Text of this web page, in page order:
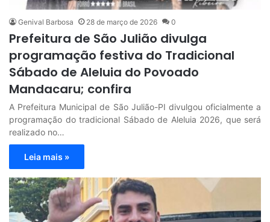
Genival Barbosa 28 de março de 2026 0
Prefeitura de São Julião divulga
programação festiva do Tradicional
Sábado de Aleluia do Povoado
Mandacaru; confira
A Prefeitura Municipal de São Julião-PI divulgou oficialmente a
programação do tradicional Sábado de Aleluia 2026, que será
realizado no…
Leia mais »